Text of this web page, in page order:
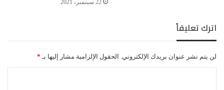
22 سبتمبر، 2021
اترك تعليقاً
لن يتم نشر عنوان بريدك الإلكتروني. الحقول الإلزامية مشار إليها بـ *